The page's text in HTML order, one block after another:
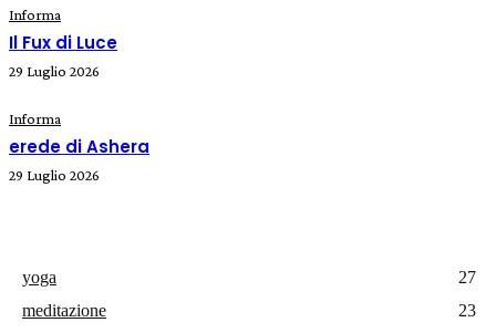
Informa
Il Fux di Luce
29 Luglio 2026
Informa
erede di Ashera
29 Luglio 2026
yoga
27
meditazione
23